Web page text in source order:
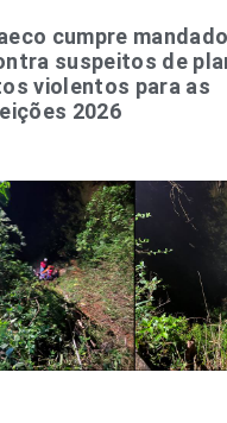
cumpre
suspeitos de
violentos para as
2026